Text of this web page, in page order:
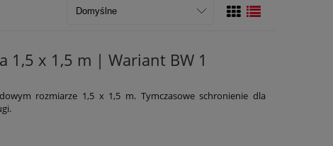
1,5 x 1,5 m | Wariant BW 1
rozmiarze 1,5 x 1,5 m. Tymczasowe schronienie dla